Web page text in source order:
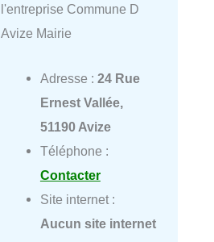
l'entreprise Commune D
Avize Mairie
Adresse : 24 Rue
Ernest Vallée,
51190 Avize
Téléphone :
Contacter
Site internet :
Aucun site internet